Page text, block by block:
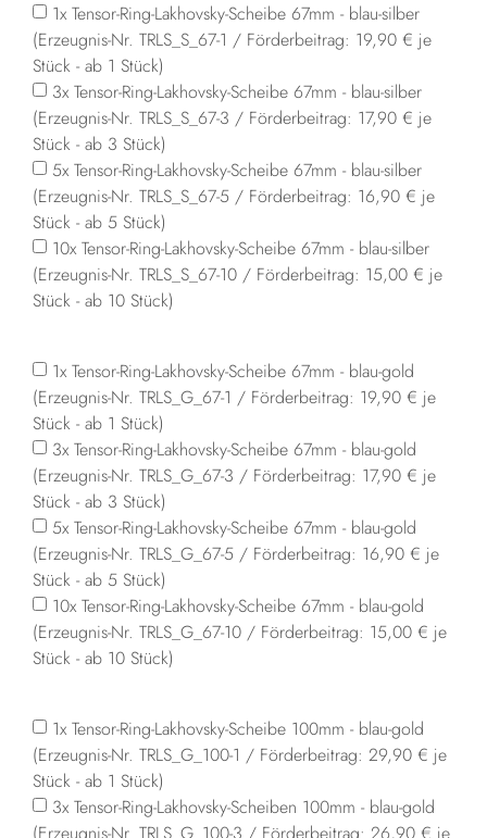
1x Tensor-Ring-Lakhovsky-Scheibe 67mm - blau-silber
(Erzeugnis-Nr. TRLS_S_67-1 / Förderbeitrag: 19,90 € je
Stück - ab 1 Stück)
3x Tensor-Ring-Lakhovsky-Scheibe 67mm - blau-silber
(Erzeugnis-Nr. TRLS_S_67-3 / Förderbeitrag: 17,90 € je
Stück - ab 3 Stück)
5x Tensor-Ring-Lakhovsky-Scheibe 67mm - blau-silber
(Erzeugnis-Nr. TRLS_S_67-5 / Förderbeitrag: 16,90 € je
Stück - ab 5 Stück)
10x Tensor-Ring-Lakhovsky-Scheibe 67mm - blau-silber
(Erzeugnis-Nr. TRLS_S_67-10 / Förderbeitrag: 15,00 € je
Stück - ab 10 Stück)
1x Tensor-Ring-Lakhovsky-Scheibe 67mm - blau-gold
(Erzeugnis-Nr. TRLS_G_67-1 / Förderbeitrag: 19,90 € je
Stück - ab 1 Stück)
3x Tensor-Ring-Lakhovsky-Scheibe 67mm - blau-gold
(Erzeugnis-Nr. TRLS_G_67-3 / Förderbeitrag: 17,90 € je
Stück - ab 3 Stück)
5x Tensor-Ring-Lakhovsky-Scheibe 67mm - blau-gold
(Erzeugnis-Nr. TRLS_G_67-5 / Förderbeitrag: 16,90 € je
Stück - ab 5 Stück)
10x Tensor-Ring-Lakhovsky-Scheibe 67mm - blau-gold
(Erzeugnis-Nr. TRLS_G_67-10 / Förderbeitrag: 15,00 € je
Stück - ab 10 Stück)
1x Tensor-Ring-Lakhovsky-Scheibe 100mm - blau-gold
(Erzeugnis-Nr. TRLS_G_100-1 / Förderbeitrag: 29,90 € je
Stück - ab 1 Stück)
3x Tensor-Ring-Lakhovsky-Scheiben 100mm - blau-gold